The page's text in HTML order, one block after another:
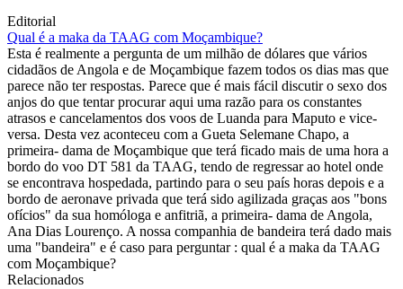
Editorial
Qual é a maka da TAAG com Moçambique?
Esta é realmente a pergunta de um milhão de dólares que vários
cidadãos de Angola e de Moçambique fazem todos os dias mas que
parece não ter respostas. Parece que é mais fácil discutir o sexo dos
anjos do que tentar procurar aqui uma razão para os constantes
atrasos e cancelamentos dos voos de Luanda para Maputo e vice-
versa. Desta vez aconteceu com a Gueta Selemane Chapo, a
primeira- dama de Moçambique que terá ficado mais de uma hora a
bordo do voo DT 581 da TAAG, tendo de regressar ao hotel onde
se encontrava hospedada, partindo para o seu país horas depois e a
bordo de aeronave privada que terá sido agilizada graças aos "bons
ofícios" da sua homóloga e anfitriã, a primeira- dama de Angola,
Ana Dias Lourenço. A nossa companhia de bandeira terá dado mais
uma "bandeira" e é caso para perguntar : qual é a maka da TAAG
com Moçambique?
Relacionados